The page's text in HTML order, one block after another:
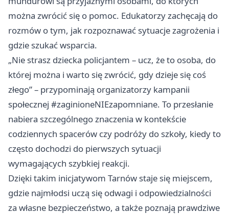
można zwrócić się o pomoc. Edukatorzy zachęcają do
rozmów o tym, jak rozpoznawać sytuacje zagrożenia i
gdzie szukać wsparcia.
„Nie strasz dziecka policjantem – ucz, że to osoba, do
której można i warto się zwrócić, gdy dzieje się coś
złego” – przypominają organizatorzy kampanii
społecznej #zaginioneNIEzapomniane. To przesłanie
nabiera szczególnego znaczenia w kontekście
codziennych spacerów czy podróży do szkoły, kiedy to
często dochodzi do pierwszych sytuacji
wymagających szybkiej reakcji.
Dzięki takim inicjatywom Tarnów staje się miejscem,
gdzie najmłodsi uczą się odwagi i odpowiedzialności
za własne bezpieczeństwo, a także poznają prawdziwe